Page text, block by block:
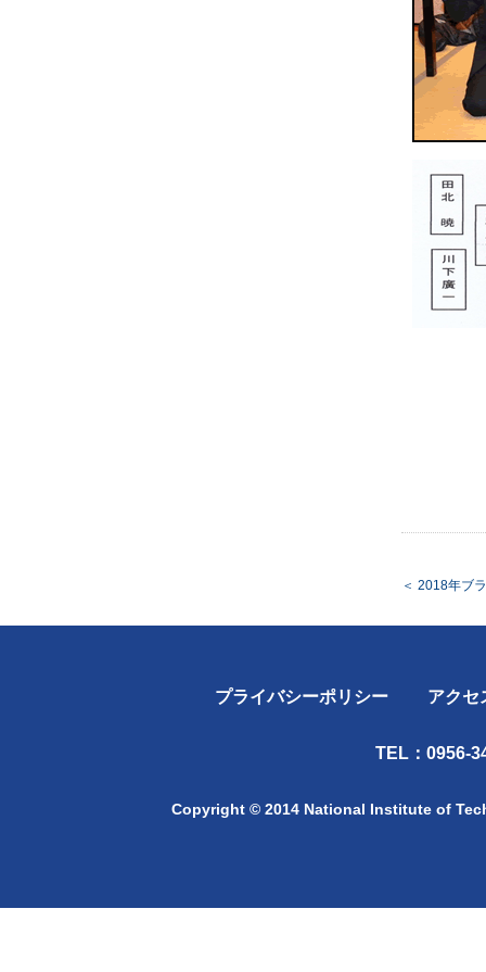
＜ 2018年ブ
プライバシーポリシー アクセ
TEL：0956-
Copyright © 2014 National Institute of